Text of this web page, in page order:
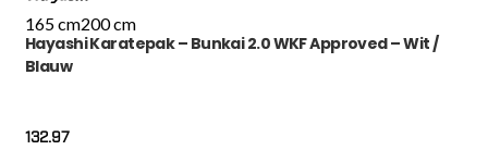
165 cm200 cm
Hayashi Karatepak – Bunkai 2.0 WKF Approved – Wit /
Blauw
132.97